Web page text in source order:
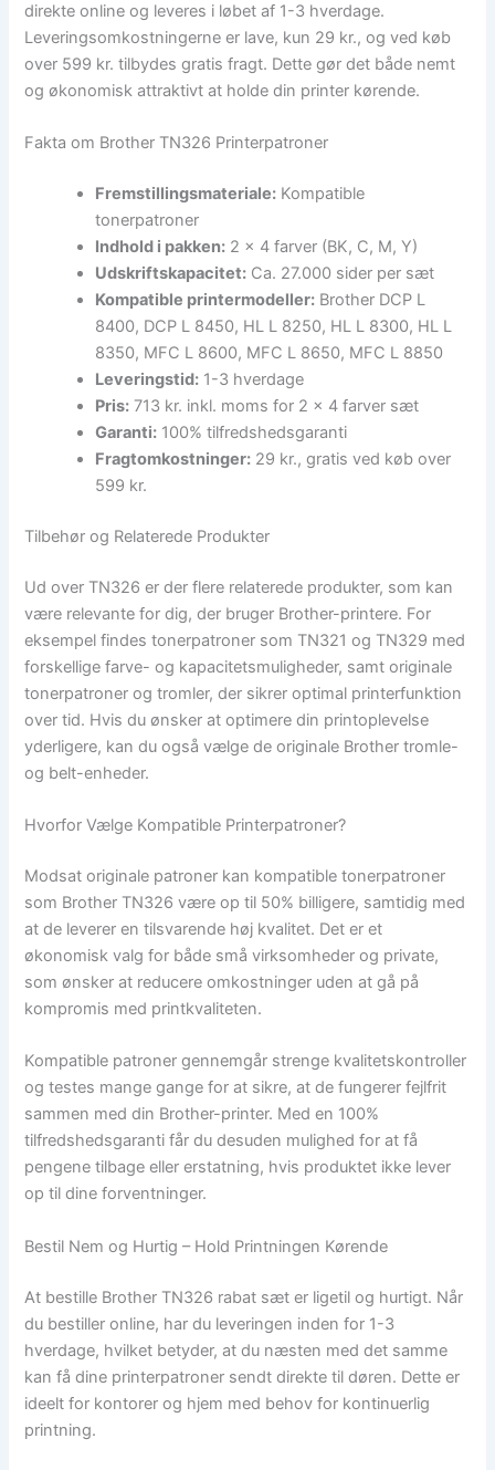
direkte online og leveres i løbet af 1-3 hverdage.
Leveringsomkostningerne er lave, kun 29 kr., og ved køb
over 599 kr. tilbydes gratis fragt. Dette gør det både nemt
og økonomisk attraktivt at holde din printer kørende.
Fakta om Brother TN326 Printerpatroner
Fremstillingsmateriale: Kompatible
tonerpatroner
Indhold i pakken: 2 x 4 farver (BK, C, M, Y)
Udskriftskapacitet: Ca. 27.000 sider per sæt
Kompatible printermodeller: Brother DCP L
8400, DCP L 8450, HL L 8250, HL L 8300, HL L
8350, MFC L 8600, MFC L 8650, MFC L 8850
Leveringstid: 1-3 hverdage
Pris: 713 kr. inkl. moms for 2 x 4 farver sæt
Garanti: 100% tilfredshedsgaranti
Fragtomkostninger: 29 kr., gratis ved køb over
599 kr.
Tilbehør og Relaterede Produkter
Ud over TN326 er der flere relaterede produkter, som kan
være relevante for dig, der bruger Brother-printere. For
eksempel findes tonerpatroner som TN321 og TN329 med
forskellige farve- og kapacitetsmuligheder, samt originale
tonerpatroner og tromler, der sikrer optimal printerfunktion
over tid. Hvis du ønsker at optimere din printoplevelse
yderligere, kan du også vælge de originale Brother tromle-
og belt-enheder.
Hvorfor Vælge Kompatible Printerpatroner?
Modsat originale patroner kan kompatible tonerpatroner
som Brother TN326 være op til 50% billigere, samtidig med
at de leverer en tilsvarende høj kvalitet. Det er et
økonomisk valg for både små virksomheder og private,
som ønsker at reducere omkostninger uden at gå på
kompromis med printkvaliteten.
Kompatible patroner gennemgår strenge kvalitetskontroller
og testes mange gange for at sikre, at de fungerer fejlfrit
sammen med din Brother-printer. Med en 100%
tilfredshedsgaranti får du desuden mulighed for at få
pengene tilbage eller erstatning, hvis produktet ikke lever
op til dine forventninger.
Bestil Nem og Hurtig – Hold Printningen Kørende
At bestille Brother TN326 rabat sæt er ligetil og hurtigt. Når
du bestiller online, har du leveringen inden for 1-3
hverdage, hvilket betyder, at du næsten med det samme
kan få dine printerpatroner sendt direkte til døren. Dette er
ideelt for kontorer og hjem med behov for kontinuerlig
printning.